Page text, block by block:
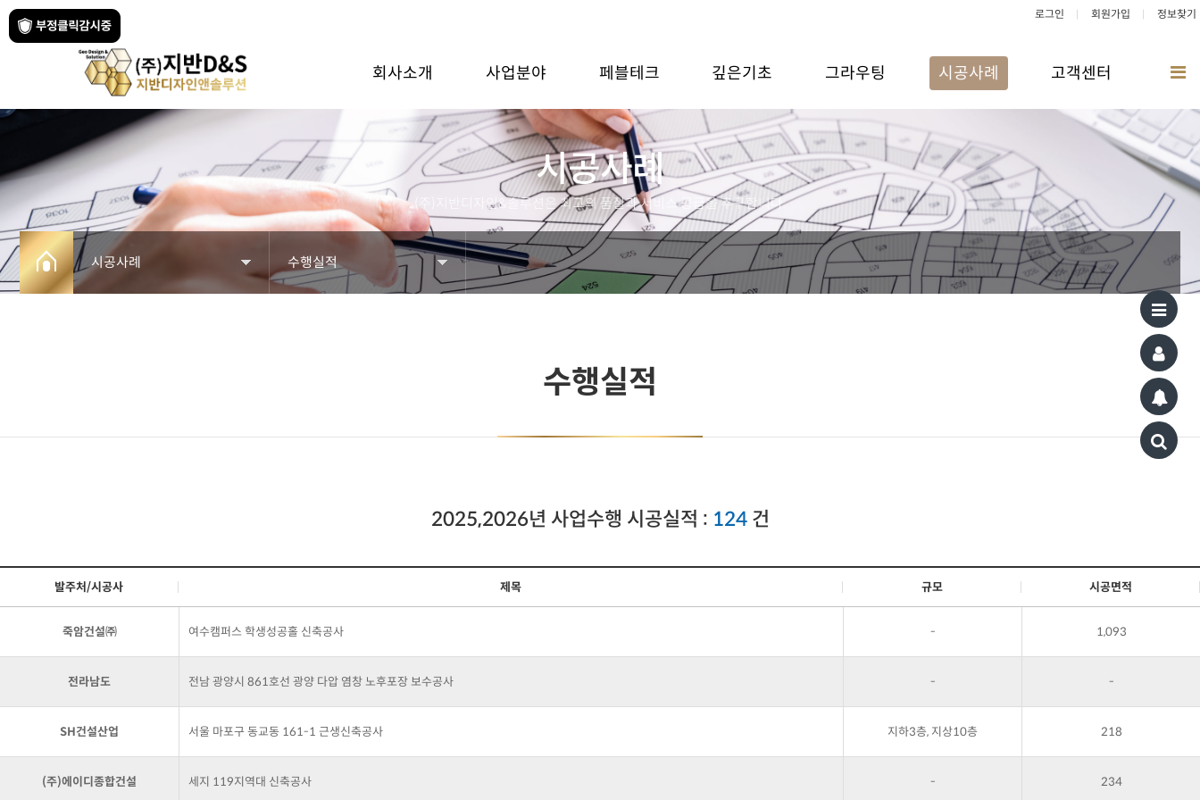
로그인 회원가입 정보찾기
회사소개 사업분야 페블테크 깊은기초 그라우팅 시공사례 고객센터
전
메
시공사례
(주)지반디자인&솔루션은 최고의 품질과 서비스 공급을 추구합니다.
시공사례
깊은기초
고객센터
수행실적
수행실적
2025,2026년 사업수행 시공실적 : 124건
발주처/시공사 제목 규모 시공면적
죽암건설㈜ 여수캠퍼스 학생성공홀 신축공사 - 1,093
전라남도 전남 광양시 861호선 광양 다압 염창 노후포장 보수공사 - -
SH건설산업 서울 마포구 동교동 161-1 근생신축공사 지하3층, 지상10층 218
(주)에이디종합건설 세지 119지역대 신축공사 - 234